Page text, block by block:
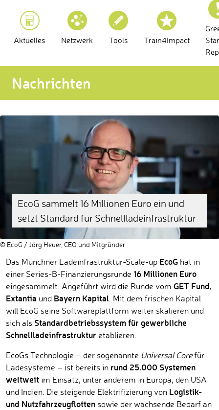
Aktuelles Netzwerk Tools Train4Impact
Nachrichten
EcoG sammelt 16 Millionen Euro ein und
setzt Standard für Schnellladeinfrastruktur
© EcoG / Jörg Heuer, CEO und Mitgründer
Das Münchner Ladeinfrastruktur-Scale-up EcoG hat in
einer Series-B-Finanzierungsrunde 16 Millionen Euro
eingesammelt. Angeführt wird die Runde vom GET Fund,
Extantia und Bayern Kapital . Mit dem frischen Kapital
will EcoG seine Softwareplattform weiter skalieren und
sich als Standardbetriebssystem für gewerbliche
Schnellladeinfrastruktur etablieren.
EcoGs Technologie – der sogenannte Universal Corefür
Ladesysteme – ist bereits in rund 25.000 Systemen
weltweit im Einsatz, unter anderem in Europa, den USA
und Indien. Die steigende Elektrifizierung von Logistik-
und Nutzfahrzeugflotten sowie der wachsende Bedarf an